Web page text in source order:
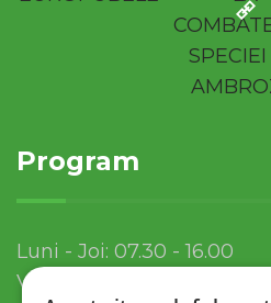
Program
Luni - Joi: 07.30 - 16.00
Vineri: 07.30 - 13.30